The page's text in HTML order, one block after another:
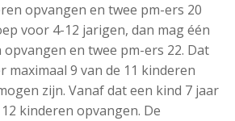
opvangen en twee pm-ers 20
voor 4-12 jarigen, dan mag één
en twee pm-ers 22. Dat
maximaal 9 van de 11 kinderen
zijn. Vanaf dat een kind 7 jaar
kinderen opvangen. De